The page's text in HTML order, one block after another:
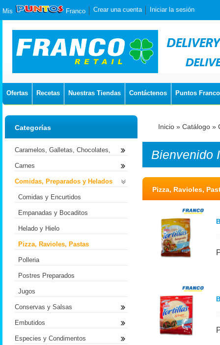
Mis Franco Crear una cuenta Iniciar la sesión
Ofertas Recetas Nuestras Tiendas Contáctenos Puntos Franco
Inicio » Catálogo »
Bienvenido
Pizza, Ravioles,
Categorías
Caramelos, Galletas, Chocolates,
Carnes
Comidas, Preparados y Helados
Comidas y Encurtidos
Empanadas y Bocaditos
Helado y Hielo
Pizza, Ravioles, Pastas
Polleria
Postres Preparados
Jugos
Conservas y Salsas
Embutidos
Especies y Condimentos